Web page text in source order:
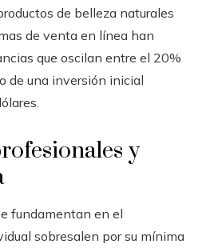
de belleza naturales
de venta en línea han
que oscilan entre el 20%
de una inversión inicial
y
fundamentan en el
sobresalen por su mínima